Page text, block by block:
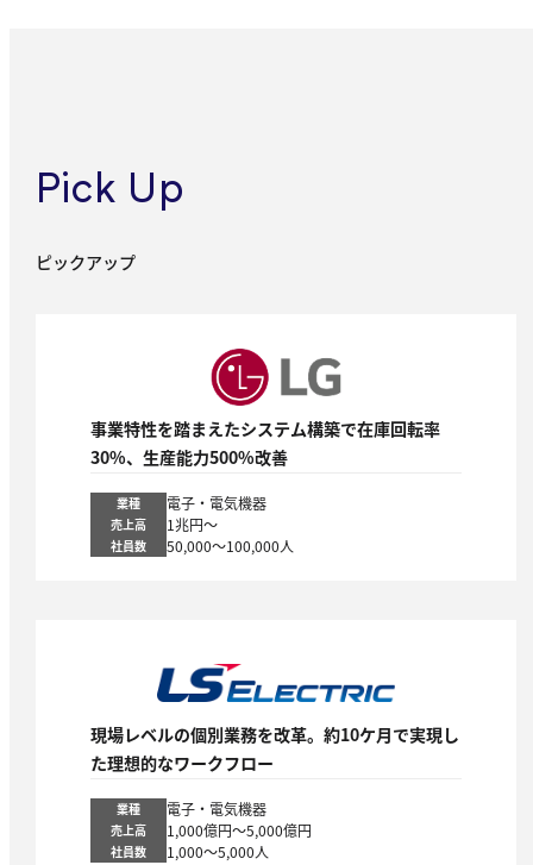
Pick Up
ピックアップ
事業特性を踏まえたシステム構築で在庫回転率
30%、生産能力500%改善
業種 電子・電気機器
売上高 1兆円～
社員数 50,000～100,000人
現場レベルの個別業務を改革。約10ケ月で実現し
た理想的なワークフロー
業種 電子・電気機器
売上高 1,000億円～5,000億円
社員数 1,000～5,000人